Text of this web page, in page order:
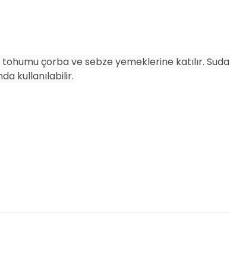
çorba ve sebze yemeklerine katılır. Suda
kullanılabilir.
öneri formunu kullanarak tarafımıza iletebilirsiniz.